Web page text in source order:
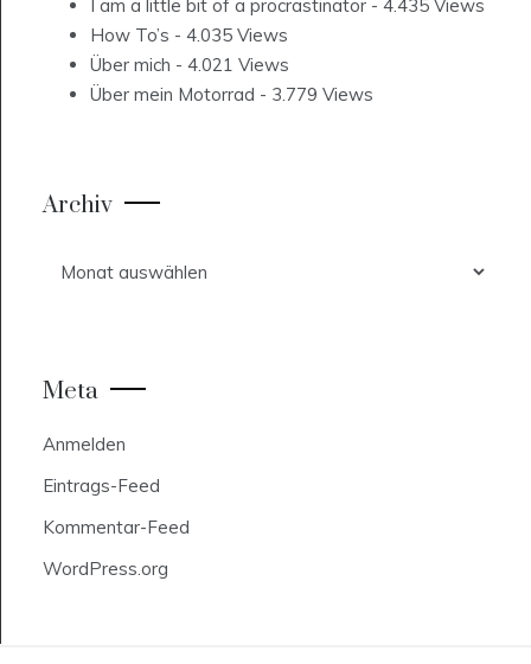
I am a little bit of a procrastinator - 4.435 Views
How To’s - 4.035 Views
Über mich - 4.021 Views
Über mein Motorrad - 3.779 Views
Archiv
Meta
Anmelden
Eintrags-Feed
Kommentar-Feed
WordPress.org